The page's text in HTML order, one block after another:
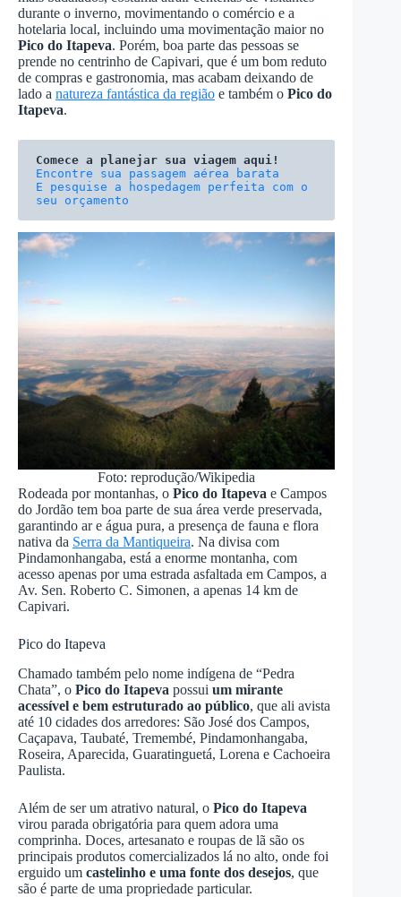
durante o inverno, movimentando o comércio e a
hotelaria local, incluindo uma movimentação maior no
Pico do Itapeva. Porém, boa parte das pessoas se
prende no centrinho de Capivari, que é um bom reduto
de compras e gastronomia, mas acabam deixando de
lado a natureza fantástica da região e também o Pico do
Itapeva.
Comece a planejar sua viagem aqui!
E pesquise a hospedagem perfeita com o
seu orçamento
Foto: reprodução/Wikipedia
Rodeada por montanhas, o Pico do Itapeva e Campos
do Jordão tem boa parte de sua área verde preservada,
garantindo ar e água pura, a presença de fauna e flora
nativa da Serra da Mantiqueira. Na divisa com
Pindamonhangaba, está a enorme montanha, com
acesso apenas por uma estrada asfaltada em Campos, a
Av. Sen. Roberto C. Simonen, a apenas 14 km de
Capivari.
Pico do Itapeva
Chamado também pelo nome indígena de “Pedra
Chata”, o Pico do Itapeva possui um mirante
acessível e bem estruturado ao público, que ali avista
até 10 cidades dos arredores: São José dos Campos,
Caçapava, Taubaté, Tremembé, Pindamonhangaba,
Roseira, Aparecida, Guaratinguetá, Lorena e Cachoeira
Paulista.
Além de ser um atrativo natural, o Pico do Itapeva
virou parada obrigatória para quem adora uma
comprinha. Doces, artesanato e roupas de lã são os
principais produtos comercializados lá no alto, onde foi
erguido um castelinho e uma fonte dos desejos, que
são é parte de uma propriedade particular.